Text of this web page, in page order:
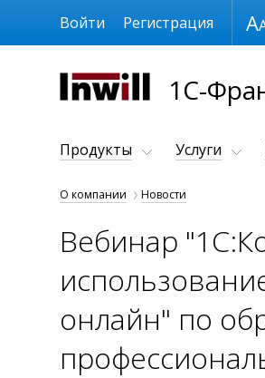
Размер шрифта
1С-
Войти Регистрация
Продукты Услуги
О компании Новости
Вебинар
онлайн" по